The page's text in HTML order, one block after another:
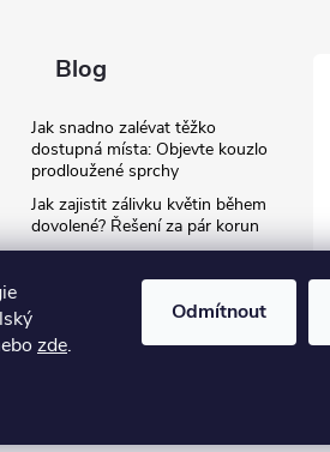
zde.
Odmítnout
Blog
Jak snadno zalévat těžko
dostupná místa: Objevte kouzlo
prodloužené sprchy
Jak zajistit zálivku květin během
dovolené? Řešení za pár korun
záda při zalévání